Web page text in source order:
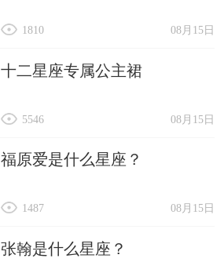
08月15日
1810
十二星座专属公主裙
08月15日
5546
福原爱是什么星座？
08月15日
1487
张翰是什么星座？